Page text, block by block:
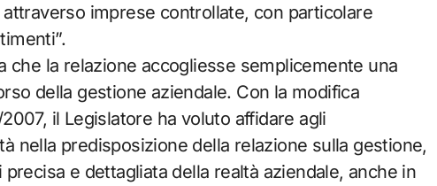
imprese controllate, con particolare
che la relazione accogliesse semplicemente una
della gestione aziendale. Con la modifica
il Legislatore ha voluto affidare agli
nella predisposizione della relazione sulla gestione,
precisa e dettagliata della realtà aziendale, anche in